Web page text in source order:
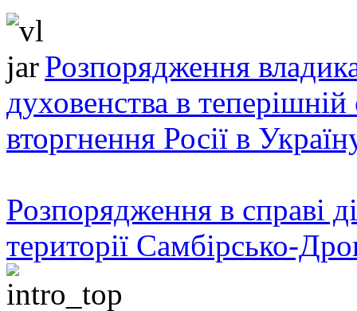
Розпорядження
духовенства в теперішній
вторгнення Росії в
Розпорядження в справі
території Самбірсько-